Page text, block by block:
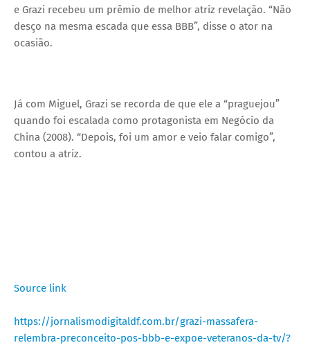
e Grazi recebeu um prêmio de melhor atriz revelação. “Não
desço na mesma escada que essa BBB”, disse o ator na
ocasião.
Já com Miguel, Grazi se recorda de que ele a “praguejou”
quando foi escalada como protagonista em Negócio da
China (2008). “Depois, foi um amor e veio falar comigo”,
contou a atriz.
Source link
https://jornalismodigitaldf.com.br/grazi-massafera-
relembra-preconceito-pos-bbb-e-expoe-veteranos-da-tv/?